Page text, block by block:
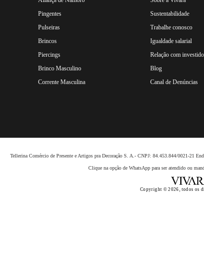
Pingentes
Pulseiras
Brincos
Piercings
Brinco Masculino
Corrente Masculina
Sustentabilidade
Trabalhe conosco
Igualdade salarial
Relação com
Blog
Canal de Denúncias
Tellerina Comércio de Presente e Artigos pra Decoração S. A.- CNPJ: 84.453.844/0021-21
Clique na opção de WhatsApp para ser atendido ou
Copyright © 2026, todos os